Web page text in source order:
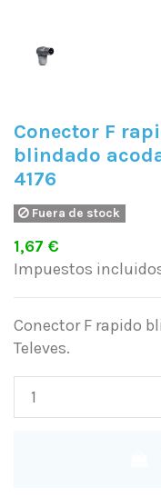
Conector F
blindado
4176
Fuera de stock
1,67 €
Impuestos
Conector F rapido
Televes.